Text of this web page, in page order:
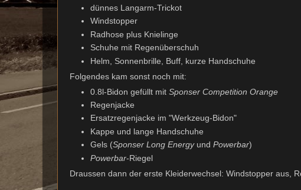
dünnes Langarm-Trickot
Windstopper
Radhose plus Knielinge
Schuhe mit Regenüberschuh
Helm, Sonnenbrille, Buff, kurze Handschuhe
Folgendes kam sonst noch mit:
0.8l-Bidon gefüllt mit Sponser Competition Orange
Regenjacke
Ersatzregenjacke im "Werkzeug-Bidon"
Kappe und lange Handschuhe
Gels (Sponser Long Energyund Powerbar)
Powerbar-Riegel
Draussen dann der erste Kleiderwechsel: Windstopper aus,